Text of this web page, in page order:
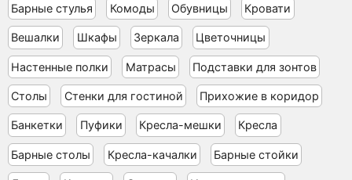
Барные стулья Комоды Обувницы Кровати
Вешалки Шкафы Зеркала Цветочницы
Настенные полки Матрасы Подставки для зонтов
Столы Стенки для гостиной Прихожие в коридор
Банкетки Пуфики Кресла-мешки Кресла
Барные столы Кресла-качалки Барные стойки